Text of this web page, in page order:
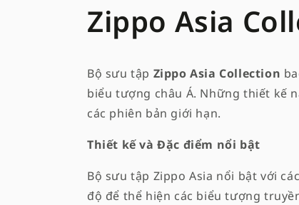
B
ộ
s
ư
u
Zippo Asia
Bộ sưu tập Zippo Asia Collection
biểu tượng châu Á. Những thiết kế
các phiên bản giới hạn.
Thiết kế và Đặc điểm nổi bật
Bộ sưu tập Zippo Asia nổi bật với
độ để thể hiện các biểu tượng